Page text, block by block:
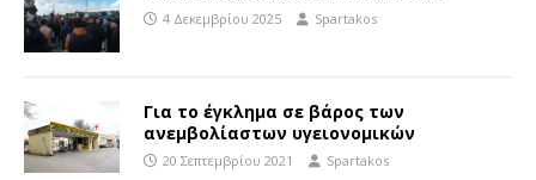
4 Δεκεμβρίου 2025 Spartakos
Για το έγκλημα σε βάρος των
ανεμβολίαστων υγειονομικών
20 Σεπτεμβρίου 2021 Spartakos